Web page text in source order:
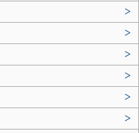
>
>
>
>
>
>